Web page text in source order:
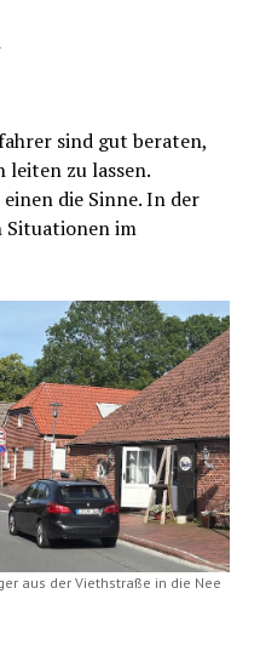
sind gut beraten,
leiten zu lassen.
die Sinne. In der
Situationen im
aus der Viethstraße in die Nee